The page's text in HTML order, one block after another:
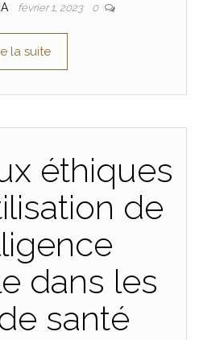
février 1, 2023 0
la suite
éthiques
de
dans les
santé